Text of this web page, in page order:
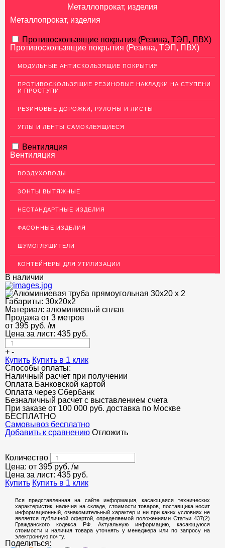
Металлопрокат, изделия
Металлопрокат, изделия
АЛЮМИНИЕВЫЙ ПРОКАТ
Перфорированный лист
Алюминиевые листы
Гладкие алюминиевые листы
Рифленые алюминиевые листы
Алюминиевые профили
Алюминиевые трубы
Профиль для гипсокартона, МДФ, панелей
ЭЛЕКТРОДЫ
ДЕКОРАТИВНЫЙ УГОЛОК
МЕТАЛЛИЧЕСКИЕ ПОРОГИ НАПОЛЬНЫЕ (ДЛЯ ПОЛА),
РАСКЛАДКА, ПЛИНТУС
ПОТОЛКИ
АКЦИИ
НЕДОРОГОЙ МЕТАЛЛОПРОКАТ
Противоскользящие покрытия (Резина, ТЭП, ПВХ)
Противоскользящие покрытия (Резина, ТЭП, ПВХ)
МОДУЛЬНЫЕ АНТИСКОЛЬЗЯЩИЕ ПОКРЫТИЯ
ПРОТИВОСКОЛЬЗЯЩИЕ РЕЗИНОВЫЕ НАКЛАДКИ НА СТУПЕНИ
И ПРОСТУПИ
РЕЗИНОВЫЕ ДОРОЖКИ, РУЛОНЫ И ЛИСТЫ
УГЛЫ И ЛЕНТЫ САМОКЛЕЯЩИЕСЯ
Вентиляция
Вентиляция
ВОЗДУХОВОДЫ
ЗОНТЫ ВЫТЯЖНЫЕ
НЕСТАНДАРТНЫЕ ИЗДЕЛИЯ
ФАСОННЫЕ ИЗДЕЛИЯ
ШУМОГЛУШИТЕЛИ
КОНТЕЙНЕРЫ ДЛЯ УТИЛИЗАЦИИ
В наличии
Габариты: 30х20х2
Материал: алюминиевый сплав
Продажа от 3 метров
от 395 руб. /м
Цена за лист: 435 руб.
+ -
Купить Купить в 1 клик
Способы оплаты:
Наличный расчет при получении
Оплата Банковской картой
Оплата через Сбербанк
Безналичный расчет с выставлением счета
При заказе от 100 000 руб. доставка по Москве
БЕСПЛАТНО
Cамовывоз бесплатно
Добавить к сравнению Отложить
Количество
Цена: от 395 руб. /м
Цена за лист: 435 руб.
Купить Купить в 1 клик
Вся представленная на сайте информация, касающаяся технических
характеристик, наличия на складе, стоимости товаров, поставщика носит
информационный, ознакомительный характер и ни при каких условиях не
является публичной офертой, определяемой положениями Статьи 437(2)
Гражданского кодекса РФ. Актуальную информацию, касающуюся
стоимости и наличия товара уточнять у менеджера или по запросу на
электронную почту.
Поделиться: